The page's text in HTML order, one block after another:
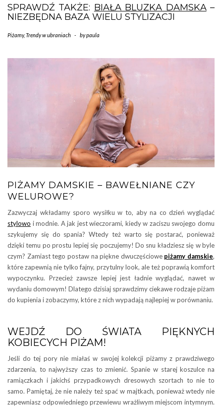
SPRAWDŹ TAKŻE: BIAŁA BLUZKA DAMSKA–
NIEZBĘDNA BAZA WIELU STYLIZACJI
Piżamy,Trendy w ubraniach - bypaula
PIŻAMY DAMSKIE – BAWEŁNIANE CZY
WELUROWE?
Zazwyczaj wkładamy sporo wysiłku w to, aby na co dzień wyglądać
stylowo i modnie. A jak jest wieczorami, kiedy w zaciszu swojego domu
szykujemy się do spania? Wtedy też warto się postarać, ponieważ
dzięki temu po prostu lepiej się poczujemy! Do snu kładziesz się w byle
czym? Zamiast tego postaw na piękne dwuczęściowe piżamy damskie,
które zapewnią nie tylko fajny, przytulny look, ale też poprawią komfort
wypoczynku. Przecież zawsze lepiej jest ładnie wyglądać, nawet w
wydaniu domowym! Dlatego dzisiaj sprawdzimy ciekawe rodzaje piżam
do kupienia i zobaczymy, które z nich wypadają najlepiej w porównaniu.
WEJDŹ DO ŚWIATA PIĘKNYCH
KOBIECYCH PIŻAM!
Jeśli do tej pory nie miałaś w swojej kolekcji piżamy z prawdziwego
zdarzenia, to najwyższy czas to zmienić. Spanie w starej koszulce na
ramiączkach i jakichś przypadkowych dresowych szortach to nie to
samo. Pamiętaj, że nie należy też spać w majtkach, ponieważ wtedy nie
zapewniasz odpowiedniego przewiewu wrażliwym miejscom intymnym.